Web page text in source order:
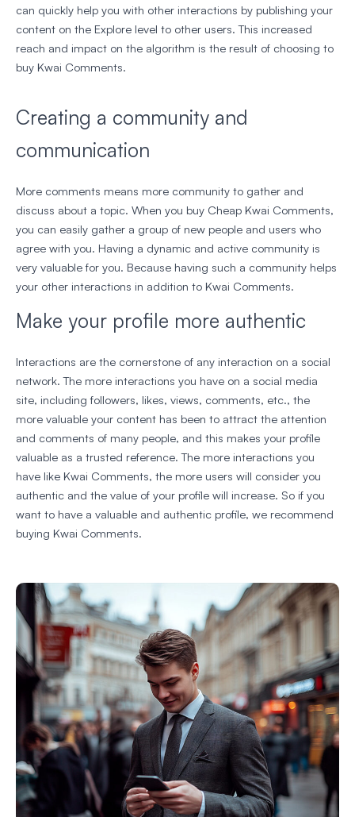
can quickly help you with other interactions by publishing your
content on the Explore level to other users. This increased
reach and impact on the algorithm is the result of choosing to
buy Kwai Comments.
Creating a community and
communication
More comments means more community to gather and
discuss about a topic. When you buy Cheap Kwai Comments,
you can easily gather a group of new people and users who
agree with you. Having a dynamic and active community is
very valuable for you. Because having such a community helps
your other interactions in addition to Kwai Comments.
Make your profile more authentic
Interactions are the cornerstone of any interaction on a social
network. The more interactions you have on a social media
site, including followers, likes, views, comments, etc., the
more valuable your content has been to attract the attention
and comments of many people, and this makes your profile
valuable as a trusted reference. The more interactions you
have like Kwai Comments, the more users will consider you
authentic and the value of your profile will increase. So if you
want to have a valuable and authentic profile, we recommend
buying Kwai Comments.